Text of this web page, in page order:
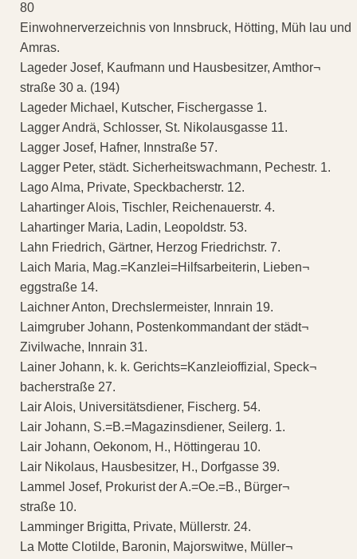
80
Einwohnerverzeichnis von Innsbruck, Hötting, Müh lau und
Amras.
Lageder Josef, Kaufmann und Hausbesitzer, Amthor¬
straße 30 a. (194)
Lageder Michael, Kutscher, Fischergasse 1.
Lagger Andrä, Schlosser, St. Nikolausgasse 11.
Lagger Josef, Hafner, Innstraße 57.
Lagger Peter, städt. Sicherheitswachmann, Pechestr. 1.
Lago Alma, Private, Speckbacherstr. 12.
Lahartinger Alois, Tischler, Reichenauerstr. 4.
Lahartinger Maria, Ladin, Leopoldstr. 53.
Lahn Friedrich, Gärtner, Herzog Friedrichstr. 7.
Laich Maria, Mag.=Kanzlei=Hilfsarbeiterin, Lieben¬
eggstraße 14.
Laichner Anton, Drechslermeister, Innrain 19.
Laimgruber Johann, Postenkommandant der städt¬
Zivilwache, Innrain 31.
Lainer Johann, k. k. Gerichts=Kanzleioffizial, Speck¬
bacherstraße 27.
Lair Alois, Universitätsdiener, Fischerg. 54.
Lair Johann, S.=B.=Magazinsdiener, Seilerg. 1.
Lair Johann, Oekonom, H., Höttingerau 10.
Lair Nikolaus, Hausbesitzer, H., Dorfgasse 39.
Lammel Josef, Prokurist der A.=Oe.=B., Bürger¬
straße 10.
Lamminger Brigitta, Private, Müllerstr. 24.
La Motte Clotilde, Baronin, Majorswitwe, Müller¬